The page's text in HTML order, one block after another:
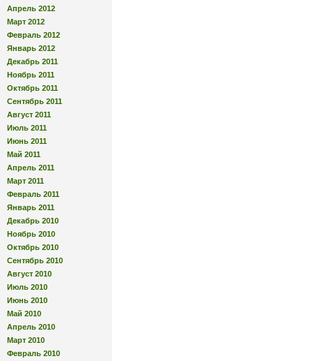
Апрель 2012
Март 2012
Февраль 2012
Январь 2012
Декабрь 2011
Ноябрь 2011
Октябрь 2011
Сентябрь 2011
Август 2011
Июль 2011
Июнь 2011
Май 2011
Апрель 2011
Март 2011
Февраль 2011
Январь 2011
Декабрь 2010
Ноябрь 2010
Октябрь 2010
Сентябрь 2010
Август 2010
Июль 2010
Июнь 2010
Май 2010
Апрель 2010
Март 2010
Февраль 2010